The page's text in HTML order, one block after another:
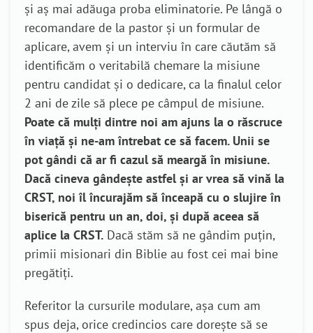
și aș mai adăuga proba eliminatorie. Pe lângă o
recomandare de la pastor și un formular de
aplicare, avem și un interviu în care căutăm să
identificăm o veritabilă chemare la misiune
pentru candidat și o dedicare, ca la finalul celor
2 ani de zile să plece pe câmpul de misiune.
Poate că mulți dintre noi am ajuns la o răscruce
în viață și ne-am întrebat ce să facem. Unii se
pot gândi că ar fi cazul să meargă în misiune.
Dacă cineva gândește astfel și ar vrea să vină la
CRST, noi îl încurajăm să înceapă cu o slujire în
biserică pentru un an, doi, și după aceea să
aplice la CRST. Dacă stăm să ne gândim puțin,
primii misionari din Biblie au fost cei mai bine
pregătiți.
Referitor la cursurile modulare, așa cum am
spus deja, orice credincios care dorește să se